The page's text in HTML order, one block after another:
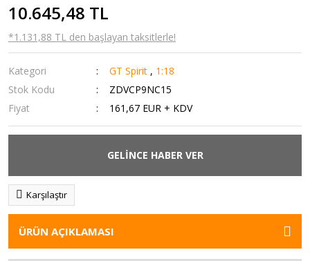
10.645,48 TL
*1.131,88 TL den başlayan taksitlerle!
Kategori GT Spirit , 1:18
Stok Kodu
ZDVCP9NC15
Fiyat
161,67 EUR + KDV
GELİNCE HABER VER
Karşılaştır
ÜRÜN AÇIKLAMASI